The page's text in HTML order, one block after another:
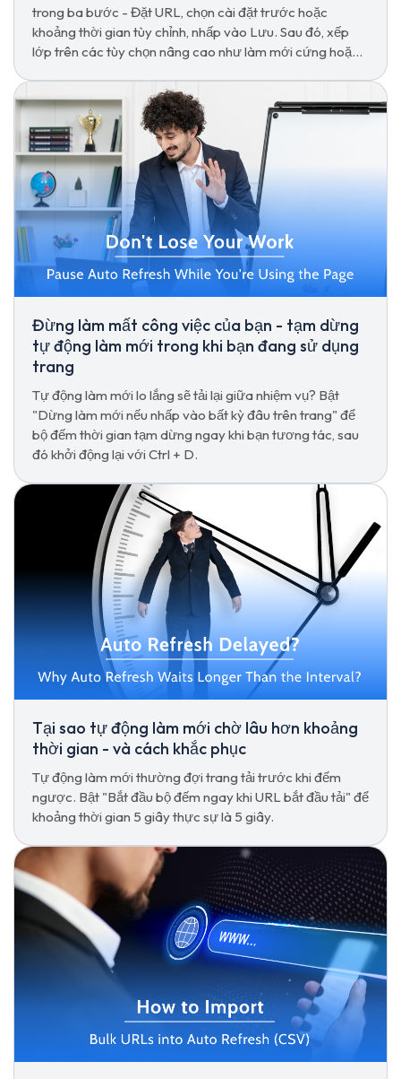
trong ba bước - Đặt URL, chọn cài đặt trước hoặc
khoảng thời gian tùy chỉnh, nhấp vào Lưu. Sau đó, xếp
lớp trên các tùy chọn nâng cao như làm mới cứng hoặc
Đừng làm mất công việc của bạn - tạm dừng
tự động làm mới trong khi bạn đang sử dụng
trang
Tự động làm mới lo lắng sẽ tải lại giữa nhiệm vụ? Bật
"Dừng làm mới nếu nhấp vào bất kỳ đâu trên trang" để
bộ đếm thời gian tạm dừng ngay khi bạn tương tác, sau
đó khởi động lại với Ctrl + D.
Tại sao tự động làm mới chờ lâu hơn khoảng
thời gian - và cách khắc phục
Tự động làm mới thường đợi trang tải trước khi đếm
ngược. Bật "Bắt đầu bộ đếm ngay khi URL bắt đầu tải" để
khoảng thời gian 5 giây thực sự là 5 giây.